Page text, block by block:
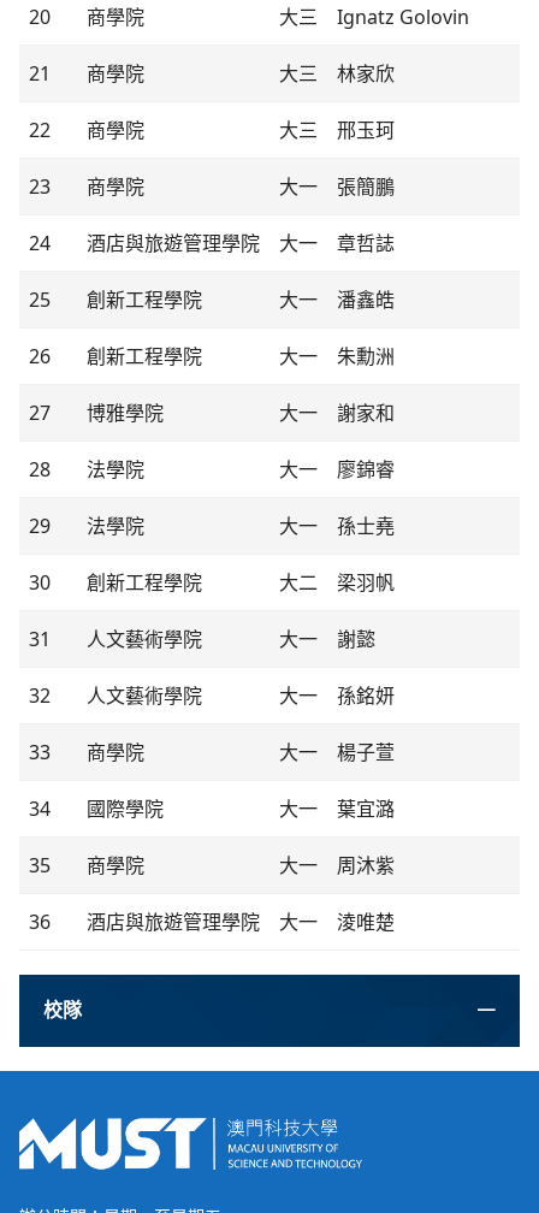
20 商學院 大三 Ignatz Golovin
21 商學院 大三 林家欣
22 商學院 大三 邢玉珂
23 商學院 大一 張簡鵬
24 酒店與旅遊管理學院 大一 章哲誌
25 創新工程學院 大一 潘鑫皓
26 創新工程學院 大一 朱勳洲
27 博雅學院 大一 謝家和
28 法學院 大一 廖錦睿
29 法學院 大一 孫士堯
30 創新工程學院 大二 梁羽帆
31 人文藝術學院 大一 謝懿
32 人文藝術學院 大一 孫銘妍
33 商學院 大一 楊子萱
34 國際學院 大一 葉宜潞
35 商學院 大一 周沐紫
36 酒店與旅遊管理學院 大一 淩唯楚
校隊